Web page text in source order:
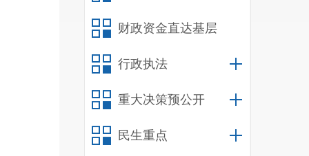
财政资金直达基层
行政执法
重大决策预公开
民生重点